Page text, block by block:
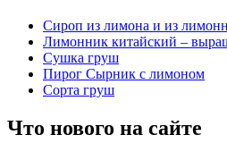
Сироп из лимона и из
Лимонник китайский –
Сушка груш
Пирог Сырник с лимоном
Сорта груш
Что нового на сайте